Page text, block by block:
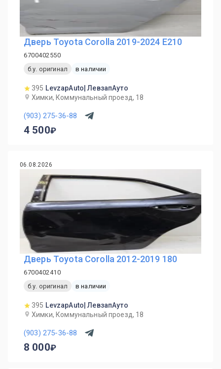
Дверь Toyota Corolla 2019-2024 E210
6700402550
б.у. оригинал
в наличии
395 LevzapAuto| ЛевзапАуто
Химки, Коммунальный проезд, 18
(903) 275-36-88
4 500
06.08.2026
Дверь Toyota Corolla 2012-2019 180
6700402410
б.у. оригинал
в наличии
395 LevzapAuto| ЛевзапАуто
Химки, Коммунальный проезд, 18
(903) 275-36-88
8 000